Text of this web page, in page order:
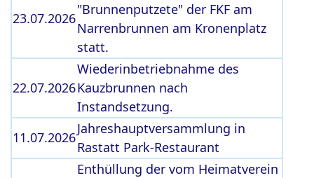
23.07.2026
"Brunnenputzete" der FKF am
Narrenbrunnen am Kronenplatz
statt.
22.07.2026
Wiederinbetriebnahme des
Kauzbrunnen nach
Instandsetzung.
11.07.2026
Jahreshauptversammlung in
Rastatt Park-Restaurant
Enthüllung der vom Heimatverein